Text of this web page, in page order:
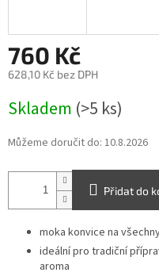
760 Kč
628,10 Kč bez DPH
cena:
Skladem (>5 ks)
Můžeme doručit do: 10.8.2026
Přidat do
moka konvice na
ideální pro tradiční
aroma